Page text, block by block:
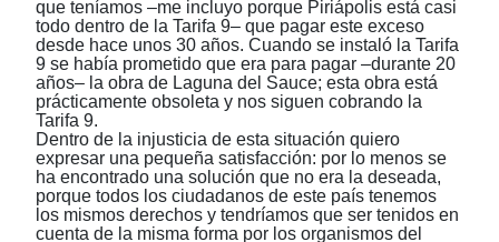
que teníamos ‒me incluyo porque Piriápolis está casi
todo dentro de la Tarifa 9‒ que pagar este exceso
desde hace unos 30 años. Cuando se instaló la Tarifa
9 se había prometido que era para pagar ‒durante 20
años‒ la obra de Laguna del Sauce; esta obra está
prácticamente obsoleta y nos siguen cobrando la
Tarifa 9.
Dentro de la injusticia de esta situación quiero
expresar una pequeña satisfacción: por lo menos se
ha encontrado una solución que no era la deseada,
porque todos los ciudadanos de este país tenemos
los mismos derechos y tendríamos que ser tenidos en
cuenta de la misma forma por los organismos del